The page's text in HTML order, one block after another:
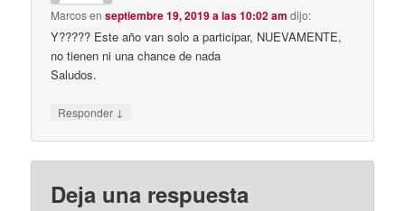
Marcosenseptiembre 19, 2019 a las 10:02 am dijo:
Y????? Este año van solo a participar, NUEVAMENTE,
no tienen ni una chance de nada
Saludos.
Responder ↓
Deja una respuesta